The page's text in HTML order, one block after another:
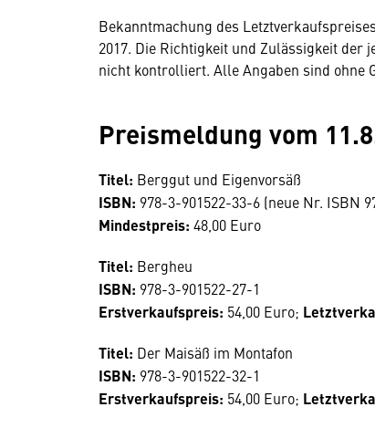
Bekanntmachung des
2017. Die Richtigkeit und Zulässigkeit
nicht kontrolliert. Alle Angaben sind ohne
Preismeldung vom
Titel: Berggut und Eigenvorsäß
ISBN: 978-3-901522-33-6 (neue Nr. ISBN
Mindestpreis: 48,00 Euro
Titel: Bergheu
ISBN: 978-3-901522-27-1
Erstverkaufspreis: 54,00 Euro;
Titel: Der Maisäß im Montafon
ISBN: 978-3-901522-32-1
Erstverkaufspreis: 54,00 Euro;